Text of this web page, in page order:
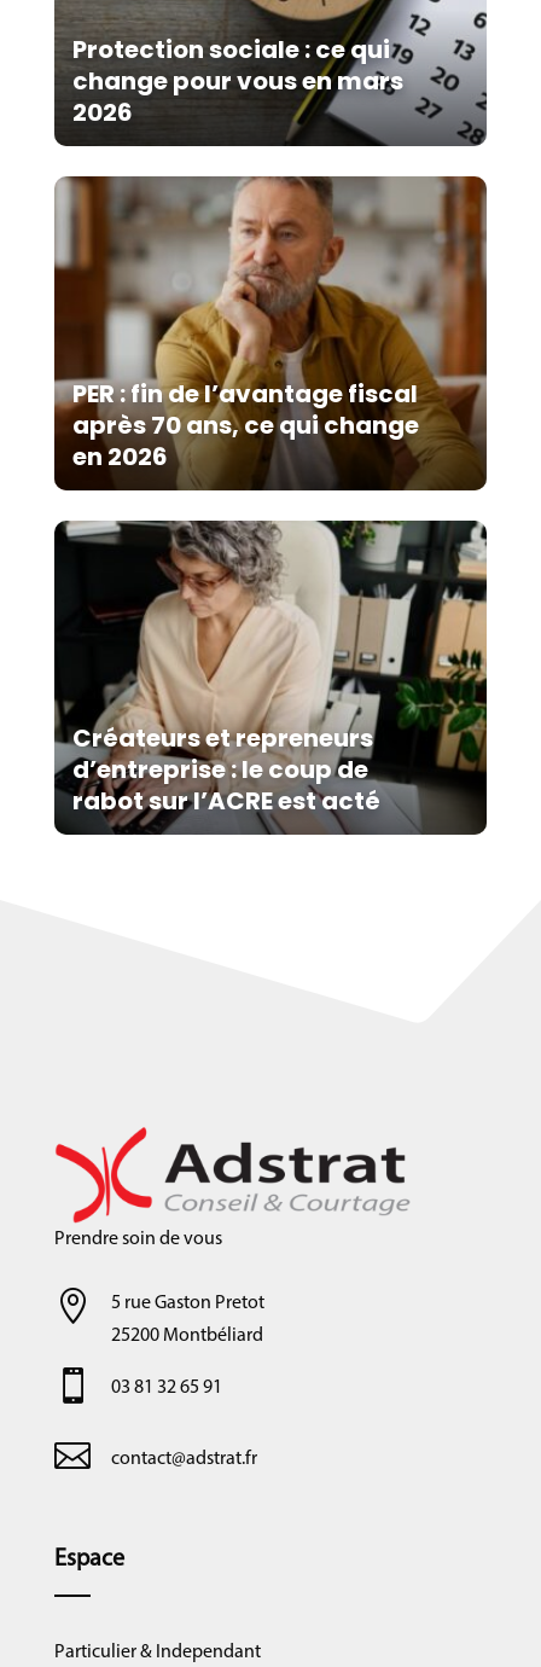
Protection sociale : ce qui
change pour vous en mars
2026
PER : fin de l’avantage fiscal
après 70 ans, ce qui change
en 2026
Créateurs et repreneurs
d’entreprise : le coup de
rabot sur l’ACRE est acté
Prendre soin de vous

5 rue Gaston Pretot
25200 Montbéliard
 03 81 32 65 91
 contact@adstrat.fr
Espace
Particulier & Independant